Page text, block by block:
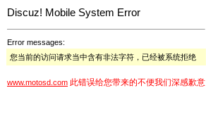
Discuz! Mobile System Error
Error messages:
您当前的访问请求当中含有非法字符，已经被系统拒绝
www.motosd.com 此错误给您带来的不便我们深感歉意